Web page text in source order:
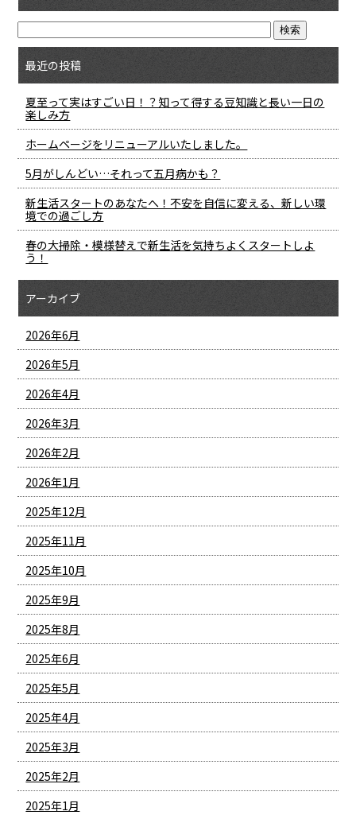
最近の投稿
夏至って実はすごい日！？知って得する豆知識と長い一日の
楽しみ方
ホームページをリニューアルいたしました。
5月がしんどい…それって五月病かも？
新生活スタートのあなたへ！不安を自信に変える、新しい環
境での過ごし方
春の大掃除・模様替えで新生活を気持ちよくスタートしよ
う！
アーカイブ
2026年6月
2026年5月
2026年4月
2026年3月
2026年2月
2026年1月
2025年12月
2025年11月
2025年10月
2025年9月
2025年8月
2025年6月
2025年5月
2025年4月
2025年3月
2025年2月
2025年1月